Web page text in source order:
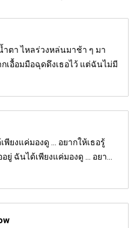
ตา ไหลร่วงหล่นมาช้า ๆ มา
เอื้อมมือฉุดดึงเธอไว้ แต่ฉันไม่มี
พียงแค่มองดู ... อยากให้เธอรู้
ยู่ ฉันได้เพียงแค่มองดู ... อยา...